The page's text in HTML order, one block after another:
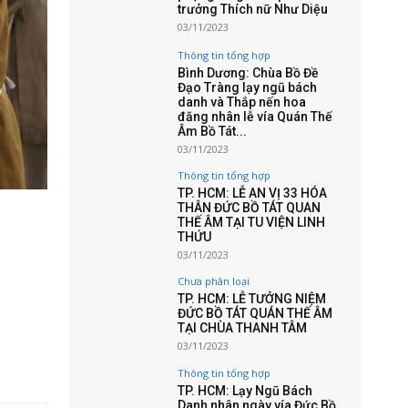
trưởng Thích nữ Như Diệu
03/11/2023
Thông tin tổng hợp
Bình Dương: Chùa Bồ Đề
Đạo Tràng lạy ngũ bách
danh và Thắp nến hoa
đăng nhân lễ vía Quán Thế
Âm Bồ Tát...
03/11/2023
Thông tin tổng hợp
TP. HCM: LỄ AN VỊ 33 HÓA
THÂN ĐỨC BỒ TÁT QUAN
THẾ ÂM TẠI TU VIỆN LINH
THỨU
03/11/2023
Chưa phân loại
TP. HCM: LỄ TƯỞNG NIỆM
ĐỨC BỒ TÁT QUÁN THẾ ÂM
TẠI CHÙA THANH TÂM
03/11/2023
Thông tin tổng hợp
TP. HCM: Lạy Ngũ Bách